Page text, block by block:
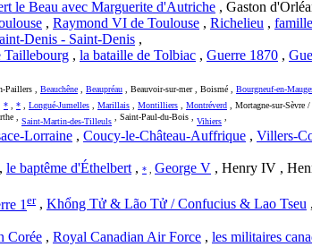
le Beau avec Marguerite d'Autriche , Gaston
, Raymond VI de Toulouse , Richelieu ,
Denis - Saint-Denis ,
Taillebourg , la bataille de Tolbiac , Guerre 1870 ,
Paillers , Beauchêne , Beaupréau , Beauvoir-sur-mer , Boismé , Bourgneuf-en-
* , * , Longué-Jumelles , Marillais , Montilliers , Montréverd , Mortagne-sur-Sèvre
, Saint-Martin-des-Tilleuls , Saint-Paul-du-Bois , Vihiers ,
Lorraine , Coucy-le-Château-Auffrique , Villers-
le baptême d'Éthelbert, * , George V , Henry IV ,
1er, Khổng Tử & Lão Tử / Confucius & Lao Tseu ,
Corée , Royal Canadian Air Force , les militaires